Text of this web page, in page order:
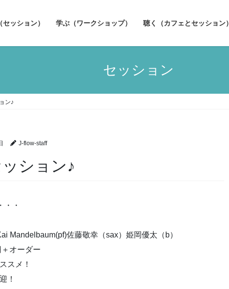
ッション） 学ぶ（ワークショップ） 聴く（カフェとセッション）
セッション
ン♪
J-flow-staff
ション♪
・
Mandelbaum(pf)佐藤敬幸（sax）姫岡優太（b）
オーダー
スメ！
！